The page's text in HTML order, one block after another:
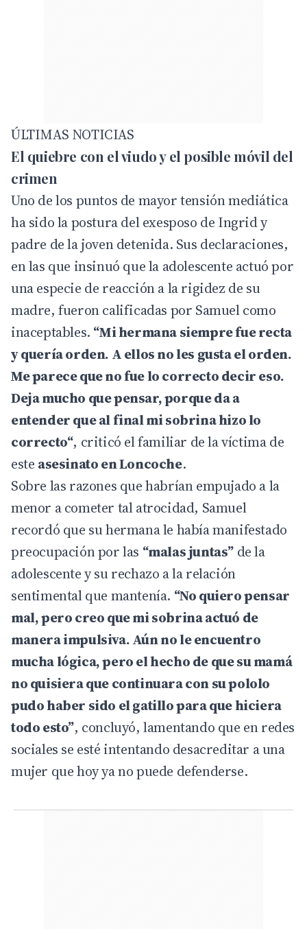
ÚLTIMAS NOTICIAS
El quiebre con el viudo y el posible móvil del
crimen
Uno de los puntos de mayor tensión mediática
ha sido la postura del exesposo de Ingrid y
padre de la joven detenida. Sus declaraciones,
en las que insinuó que la adolescente actuó por
una especie de reacción a la rigidez de su
madre, fueron calificadas por Samuel como
inaceptables. “Mi hermana siempre fue recta
y quería orden. A ellos no les gusta el orden.
Me parece que no fue lo correcto decir eso.
Deja mucho que pensar, porque da a
entender que al final mi sobrina hizo lo
correcto“, criticó el familiar de la víctima de
este asesinato en Loncoche.
Sobre las razones que habrían empujado a la
menor a cometer tal atrocidad, Samuel
recordó que su hermana le había manifestado
preocupación por las “malas juntas” de la
adolescente y su rechazo a la relación
sentimental que mantenía. “No quiero pensar
mal, pero creo que mi sobrina actuó de
manera impulsiva. Aún no le encuentro
mucha lógica, pero el hecho de que su mamá
no quisiera que continuara con su pololo
pudo haber sido el gatillo para que hiciera
todo esto”, concluyó, lamentando que en redes
sociales se esté intentando desacreditar a una
mujer que hoy ya no puede defenderse.